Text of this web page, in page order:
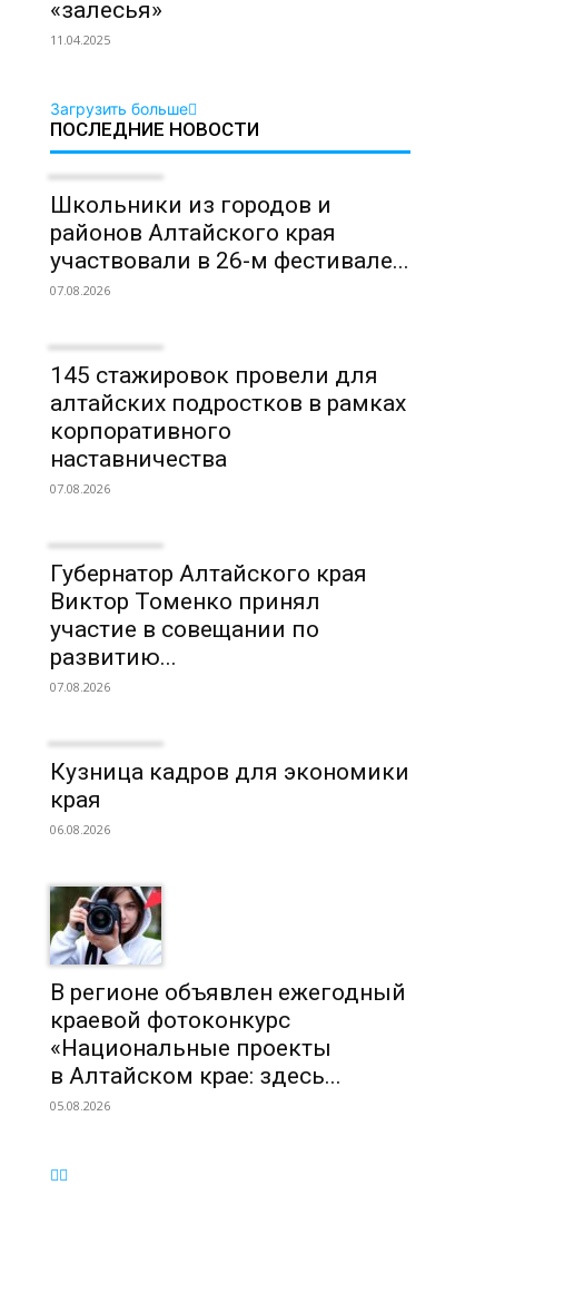
«залесья»
11.04.2025
Загрузить больше
ПОСЛЕДНИЕ НОВОСТИ
Школьники из городов и
районов Алтайского края
участвовали в 26-м фестивале...
07.08.2026
145 стажировок провели для
алтайских подростков в рамках
корпоративного
наставничества
07.08.2026
Губернатор Алтайского края
Виктор Томенко принял
участие в совещании по
развитию...
07.08.2026
Кузница кадров для экономики
края
06.08.2026
В регионе объявлен ежегодный
краевой фотоконкурс
«Национальные проекты
в Алтайском крае: здесь...
05.08.2026